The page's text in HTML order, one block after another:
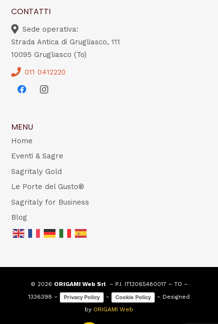
CONTATTI
Sede operativa:
Strada Antica di Grugliasco, 111
10095 Grugliasco (To)
011 0412220
MENU
Home
Eventi & Sagre
Sagritaly Gold
Le Porte del Gusto®
Sagritaly for Business
Blog
© 2026 ORIGAMI Web Srl– P.I. IT13065480017 – TO –
1336398 –
Privacy Policy – Cookie Policy
– Designed
by ORIGAMI Web